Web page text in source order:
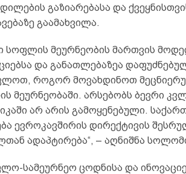
გაზიარებასა და
გაამახვილა.
ი სოფლის მეურნეობის მართვის
და განათლებაზეა
როგორ მოვახდინოთ
მეურნეობაში. არსებობს ბევრი
არ არის გამოყენებული.
ევროკავშირის დირექტივის
ადაპტირება“, – აღნიშნა
სამეურნეო ცოდნისა და